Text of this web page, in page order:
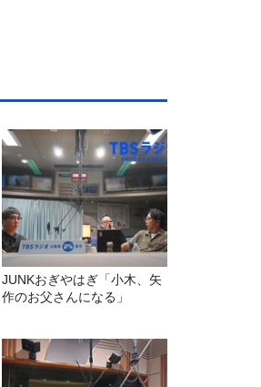
JUNKおぎやはぎ「小木、矢
作のお父さんになる」